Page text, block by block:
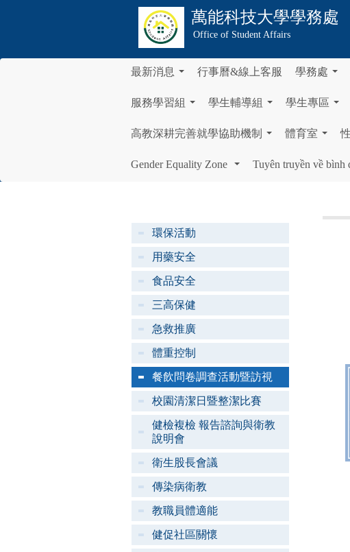
萬能科技大學學務處
Office of Student Affairs
最新消息 行事曆&線上客服 學務處
服務學習組
學生輔導組 學生專區
高教深耕完善就學協助機制
體育室
Gender Equality Zone Tuyên truyền về bình
環保活動
用藥安全
食品安全
三高保健
急救推廣
體重控制
餐飲問卷調查活動暨訪視
校園清潔日暨整潔比賽
健檢複檢 報告諮詢與衛教
說明會
衛生股長會議
傳染病衛教
教職員體適能
健促社區關懷